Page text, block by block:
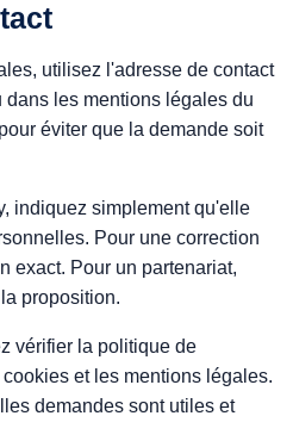
utilisez l'adresse de contact
les mentions légales du
éviter que la demande soit
indiquez simplement qu'elle
Pour une correction
exact. Pour un partenariat,
proposition.
vérifier la politique de
et les mentions légales.
demandes sont utiles et